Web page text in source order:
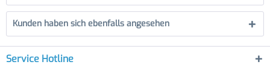
Kunden haben sich ebenfalls angesehen
Service Hotline